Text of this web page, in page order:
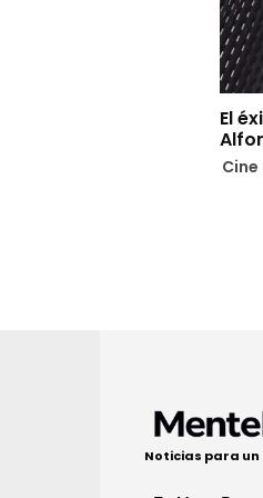
El
Cine
Noticias para